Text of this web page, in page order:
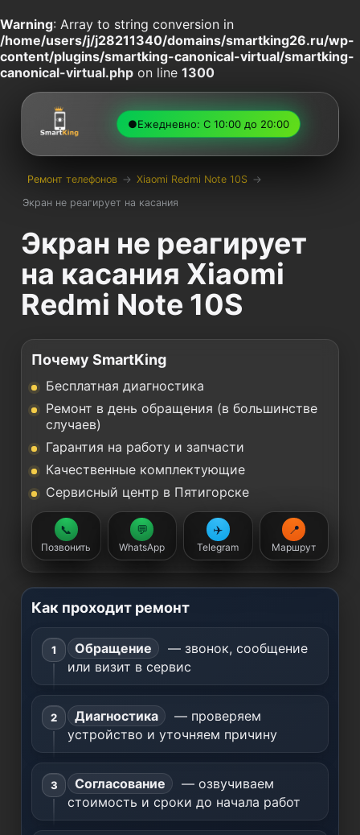
Warning: Array to string conversion in
/home/users/j/j28211340/domains/smartking26.ru/wp-
content/plugins/smartking-canonical-virtual/smartking-
canonical-virtual.php on line 1300
●Ежедневно: С 10:00 до 20:00
Ремонт телефонов → Xiaomi Redmi Note 10S →
Экран не реагирует на касания
Экран не реагирует
на касания Xiaomi
Redmi Note 10S
Почему SmartKing
Бесплатная диагностика
Ремонт в день обращения (в большинстве
случаев)
Гарантия на работу и запчасти
Качественные комплектующие
Сервисный центр в Пятигорске
📞
Позвонить
💬
WhatsApp
✈️
Telegram
📍
Маршрут
Как проходит ремонт
Обращение
— звонок, сообщение
или визит в сервис
Диагностика
— проверяем
устройство и уточняем причину
Согласование
— озвучиваем
стоимость и сроки до начала работ